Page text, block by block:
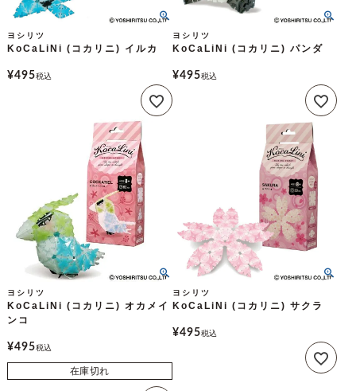
ヨシリツ
KoCaLiNi (コカリニ) イルカ
¥495税込
ヨシリツ
KoCaLiNi (コカリニ) パンダ
¥495税込
ヨシリツ
KoCaLiNi (コカリニ) オカメイ
ンコ
¥495税込
在庫切れ
ヨシリツ
KoCaLiNi (コカリニ) サクラ
¥495税込